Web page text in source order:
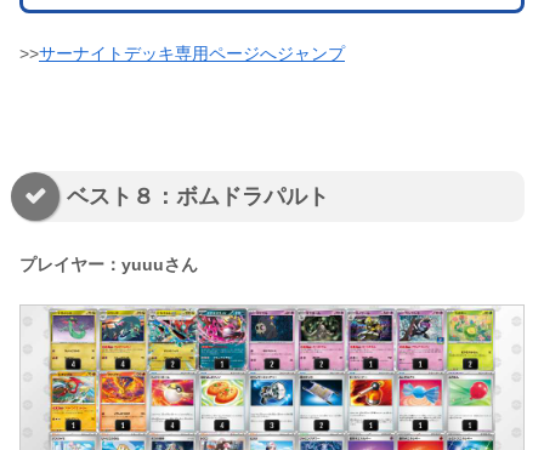
>>サーナイトデッキ専用ページへジャンプ
ベスト８：ボムドラパルト
プレイヤー：yuuuさん